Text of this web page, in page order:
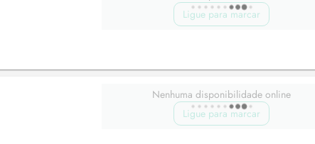
Ligue para marcar
Nenhuma disponibilidade online
Ligue para marcar